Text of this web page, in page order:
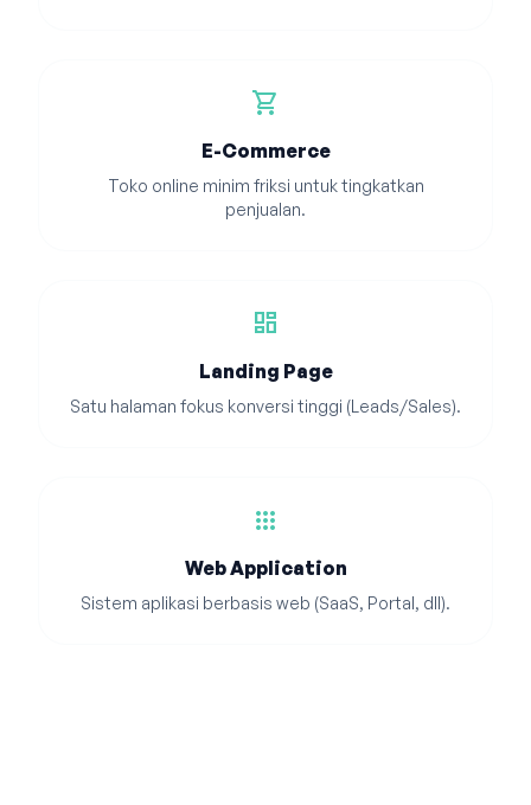
shopping_cart
E-Commerce
Toko online minim friksi untuk tingkatkan
penjualan.
dashboard
Landing Page
Satu halaman fokus konversi tinggi (Leads/Sales).
apps
Web Application
Sistem aplikasi berbasis web (SaaS, Portal, dll).